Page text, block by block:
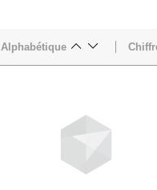
Alphabétique